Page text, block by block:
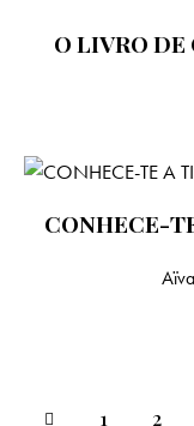
O LIVRO DE
CONHECE-
1 2